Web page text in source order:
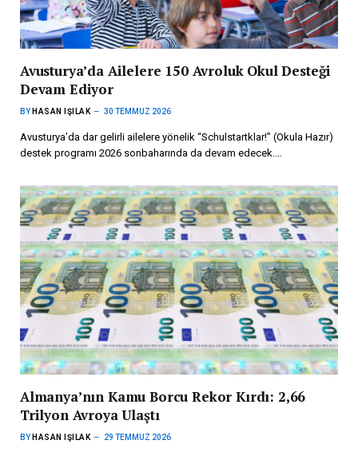
Avusturya’da Ailelere 150 Avroluk Okul Desteği
Devam Ediyor
BY HASAN IŞILAK 30 TEMMUZ 2026
Avusturya’da dar gelirli ailelere yönelik “Schulstartklar!” (Okula Hazır)
destek programı 2026 sonbaharında da devam edecek.…
Almanya’nın Kamu Borcu Rekor Kırdı: 2,66
Trilyon Avroya Ulaştı
BY HASAN IŞILAK 29 TEMMUZ 2026